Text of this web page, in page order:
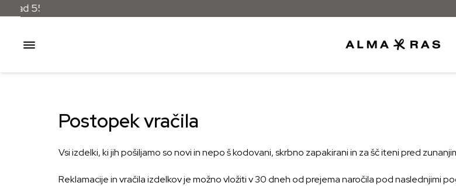
Postopek vračila
Vsi izdelki, ki jih pošiljamo so novi in nepo š kodovani, skrbno zapakirani in za šč iteni pred
Reklamacije in vračila izdelkov je možno vložiti v 30 dneh od prejema naročila pod naslednjimi